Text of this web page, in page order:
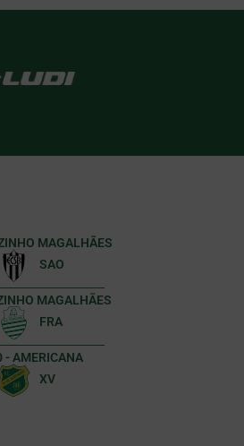
MAGALHÃES
SAO
MAGALHÃES
FRA
AMERICANA
XV